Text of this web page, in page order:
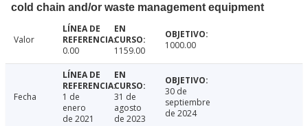
cold chain and/or waste management equipment
Valor
0.00
1159.00 1000.00
Fecha
1 de
enero
de 2021
31 de
agosto
de 2023
30 de
septiembre
de 2024